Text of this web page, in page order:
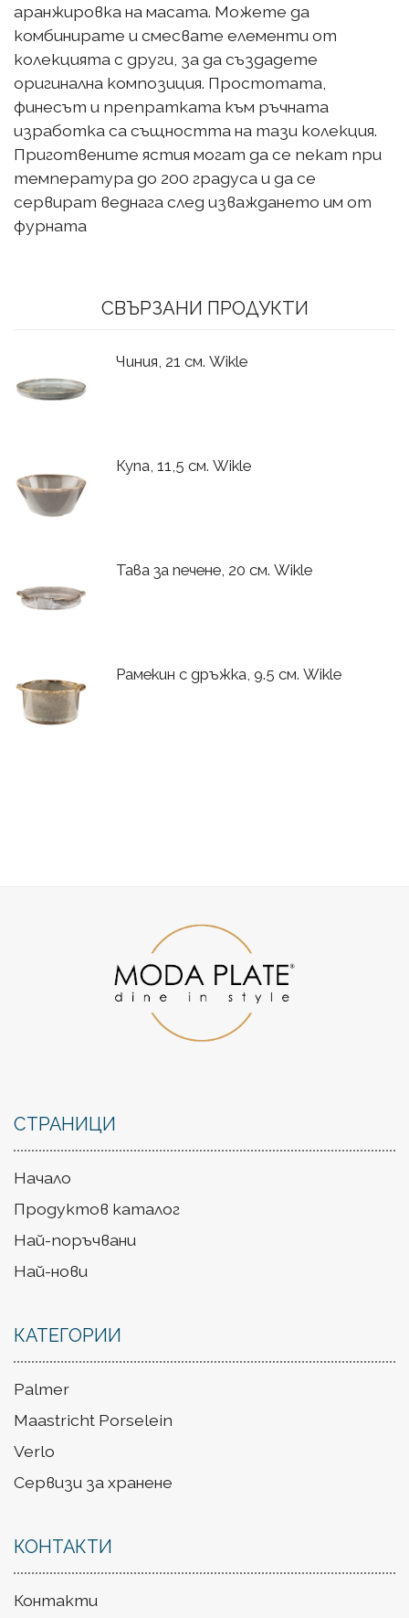
аранжировка на масата. Можете да
комбинирате и смесвате елементи от
колекцията с други, за да създадете
оригинална композиция. Простотата,
финесът и препратката към ръчната
изработка са същността на тази колекция.
Приготвените ястия могат да се пекат при
температура до 200 градуса и да се
сервират веднага след изваждането им от
фурната
СВЪРЗАНИ ПРОДУКТИ
Чиния, 21 см. Wikle
Купа, 11,5 см. Wikle
Тава за печене, 20 см. Wikle
Рамекин с дръжка, 9.5 см. Wikle
СТРАНИЦИ
Начало
Продуктов каталог
Най-поръчвани
Най-нови
КАТЕГОРИИ
Palmer
Maastricht Porselein
Verlo
Сервизи за хранене
КОНТАКТИ
Контакти